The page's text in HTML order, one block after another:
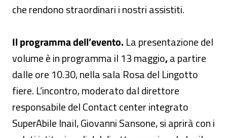
che rendono straordinari i nostri assistiti.
Il programma dell’evento. La presentazione del
volume è in programma il 13 maggio,a partire
dalle ore 10.30, nella sala Rosa del Lingotto
fiere. L’incontro, moderato dal direttore
responsabile del Contact center integrato
SuperAbile Inail, Giovanni Sansone, si aprirà con i